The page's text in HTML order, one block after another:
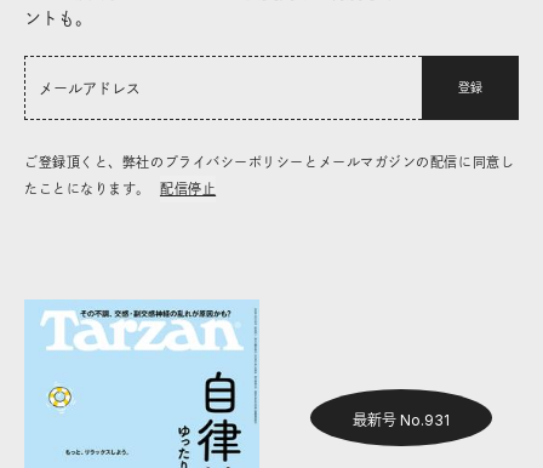
ントも。
登録
ご登録頂くと、弊社のプライバシーポリシーとメールマガジンの配信に同意し
たことになります。
配信停止
最新号 No.931